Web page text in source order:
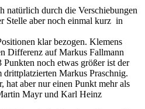
natürlich durch die Verschiebungen
Stelle aber noch einmal kurz in
klar bezogen. Klemens
Differenz auf Markus Fallmann
noch etwas größer ist der
Markus Praschnig.
aber nur einen Punkt mehr als
Mayr und Karl Heinz